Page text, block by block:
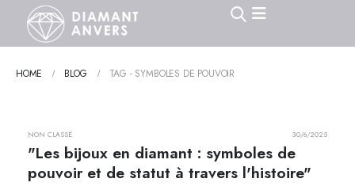
HOME BLOG TAG - SYMBOLES DE POUVOIR
NON CLASSÉ 30/6/2025
"Les bijoux en diamant : symboles de
pouvoir et de statut à travers l'histoire"